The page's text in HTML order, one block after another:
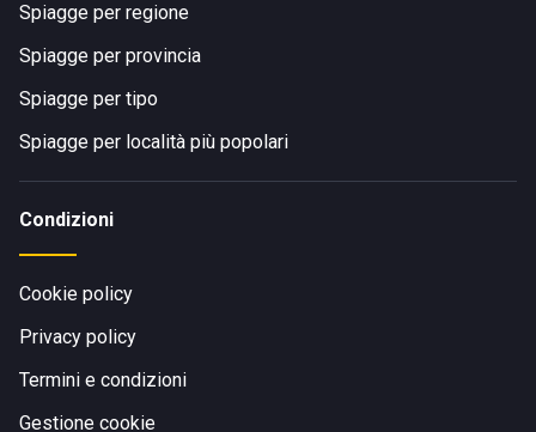
Spiagge per regione
Spiagge per provincia
Spiagge per tipo
Spiagge per località più popolari
Condizioni
Cookie policy
Privacy policy
Termini e condizioni
Gestione cookie